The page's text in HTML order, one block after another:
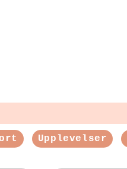
Upplevelser